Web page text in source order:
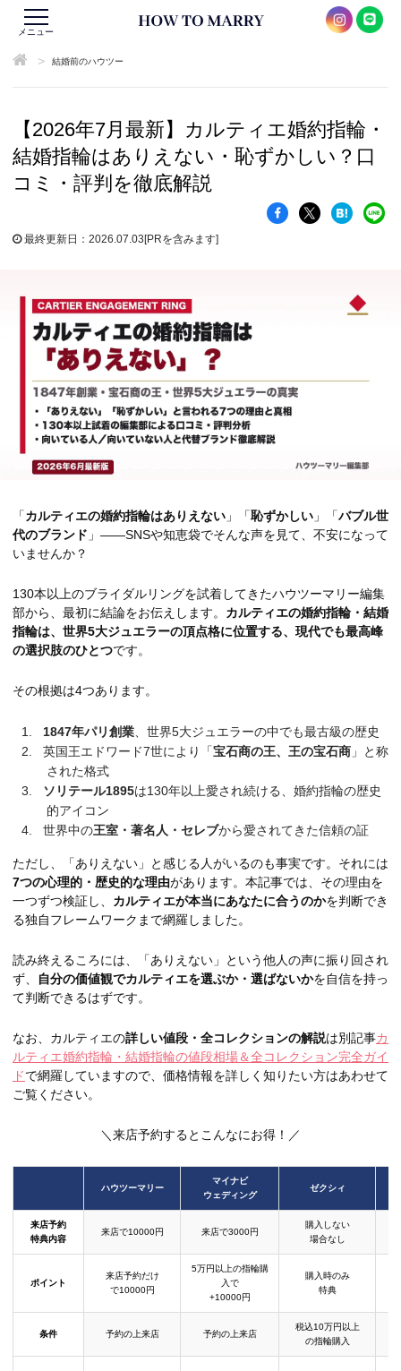
メニュー
> 結婚前のハウツー
【2026年7月最新】カルティエ婚約指輪・
結婚指輪はありえない・恥ずかしい？口
コミ・評判を徹底解説
最終更新日：2026.07.03[PRを含みます]
「カルティエの婚約指輪はありえない 」「恥ずかしい 」「バブル世
代のブランド 」——SNSや知恵袋でそんな声を見て、不安になって
いませんか？
130本以上のブライダルリングを試着してきたハウツーマリー編集
部から、最初に結論をお伝えします。 カルティエの婚約指輪・結婚
指輪は、世界5大ジュエラーの頂点格に位置する、現代でも最高峰
の選択肢のひとつです。
その根拠は4つあります。
1847年パリ創業 、世界5大ジュエラーの中でも最古級の歴史
英国王エドワード7世により「宝石商の王、王の宝石商 」と称
された格式
ソリテール1895は130年以上愛され続ける、婚約指輪の歴史
的アイコン
世界中の王室・著名人・セレブから愛されてきた信頼の証
ただし、「ありえない」と感じる人がいるのも事実です。それには
7つの心理的・歴史的な理由があります。本記事では、その理由を
一つずつ検証し、 カルティエが本当にあなたに合うのかを判断でき
る独自フレームワークまで網羅しました。
読み終えるころには、「ありえない」という他人の声に振り回され
ず、
自分の価値観でカルティエを選ぶか・選ばないかを自信を持っ
て判断できるはずです。
なお、カルティエの詳しい値段・全コレクションの解説は別記事カ
ルティエ婚約指輪・結婚指輪の値段相場＆全コレクション完全ガイ
ドで網羅していますので、価格情報を詳しく知りたい方はあわせて
ご覧ください。
＼来店予約するとこんなにお得！／
ハウツーマリー
マイナビ
ウェディング
ゼクシィ
来店予約
特典内容
来店で10000円 来店で3000円
購入しない
場合なし
ポイント
来店予約だけ
で10000円
5万円以上の指輪購
入で
+10000円
購入時のみ
特典
条件 予約の上来店 予約の上来店
税込10万円以上
の指輪購入